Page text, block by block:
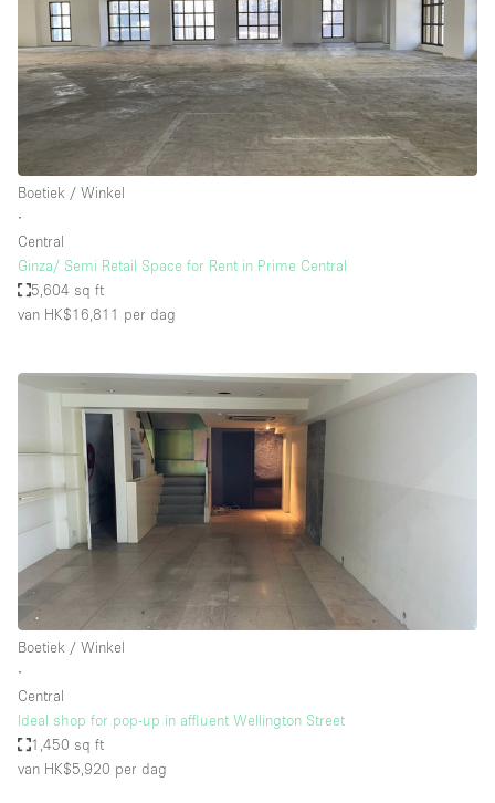
Boetiek / Winkel
∙
Central
Ginza/ Semi Retail Space for Rent in Prime Central
5,604 sq ft
van HK$16,811 per dag
Boetiek / Winkel
∙
Central
Ideal shop for pop-up in affluent Wellington Street
1,450 sq ft
van HK$5,920 per dag